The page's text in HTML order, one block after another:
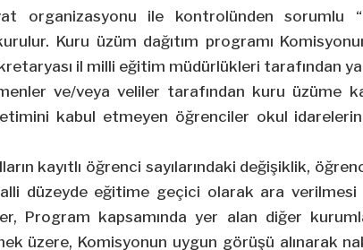
organizasyonu ile kontrolünden sorumlu
Kuru üzüm dağıtım programı
il milli eğitim müdürlükleri tarafından
ve/veya veliler tarafından kuru üzüme
kabul etmeyen öğrenciler okul
kayıtlı öğrenci sayılarındaki değişiklik,
düzeyde eğitime geçici olarak ara verilmesi
Program kapsamında yer alan diğer
üzere, Komisyonun uygun görüşü alınarak